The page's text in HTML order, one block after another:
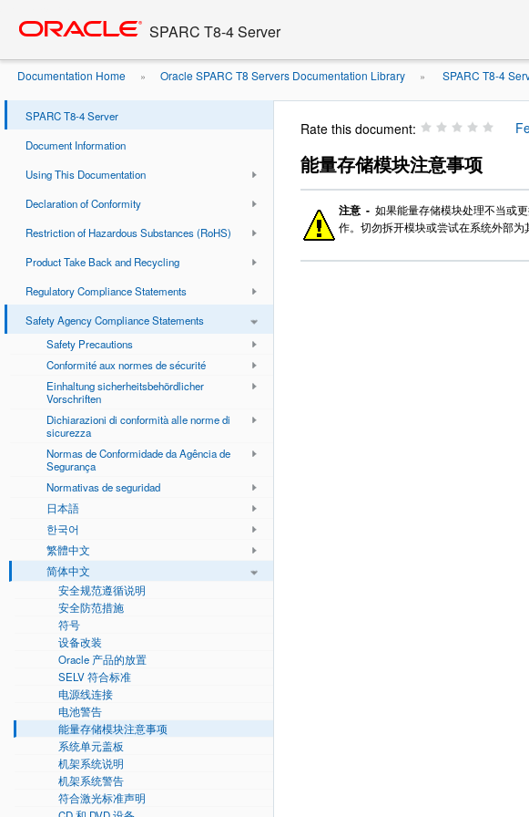
content
SPARC T8-4 Server
Documentation Home » Oracle SPARC T8 Servers Documentation Library » SPARC T8-4
SPARC T8-4 Server
Document Information
Using This Documentation
Declaration of Conformity
Restriction of Hazardous Substances (RoHS)
Product Take Back and Recycling
Regulatory Compliance Statements
Safety Agency Compliance Statements
Safety Precautions
Conformité aux normes de sécurité
Einhaltung sicherheitsbehördlicher
Vorschriften
Dichiarazioni di conformità alle norme di
sicurezza
Normas de Conformidade da Agência de
Segurança
Normativas de seguridad
日本語
한국어
繁體中文
简体中文
安全规范遵循说明
安全防范措施
符号
设备改装
Oracle 产品的放置
SELV 符合标准
电源线连接
电池警告
能量存储模块注意事项
系统单元盖板
机架系统说明
机架系统警告
符合激光标准声明
Rate this document:
能量存储模块注意事项
注意 - 如果能量存储模块处理不当或
作。切勿拆开模块或尝试在系统外部